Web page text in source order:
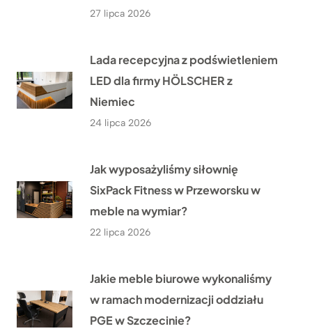
27 lipca 2026
Lada recepcyjna z podświetleniem
LED dla firmy HÖLSCHER z
Niemiec
24 lipca 2026
Jak wyposażyliśmy siłownię
SixPack Fitness w Przeworsku w
meble na wymiar?
22 lipca 2026
Jakie meble biurowe wykonaliśmy
w ramach modernizacji oddziału
PGE w Szczecinie?